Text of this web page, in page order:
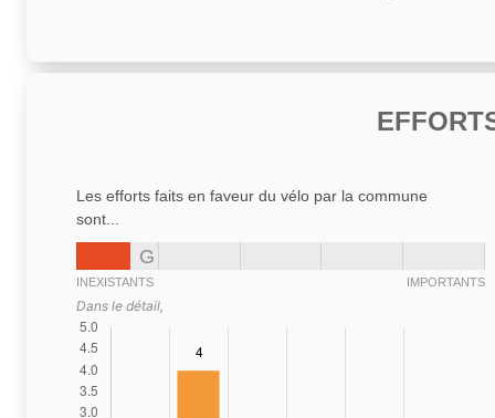
Les efforts faits en faveur du vélo par la commune
sont...
G
INEXISTANTS IMPORTANTS
Dans le détail,